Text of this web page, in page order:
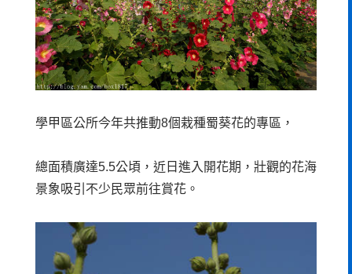
學甲區公所今年共推動8個栽種蜀葵花的專區，
總面積廣達5.5公頃，近日進入開花期，壯觀的花海
景象吸引不少民眾前往賞花。